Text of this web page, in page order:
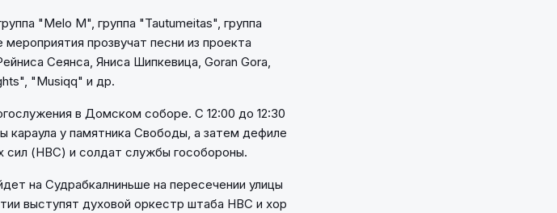
"Melo M", группа "Tautumeitas", группа
прозвучат песни из проекта
Сеянса, Яниса Шипкевица, Goran Gora,
"Musiqq" и др.
в Домском соборе. С 12:00 до 12:30
у памятника Свободы, а затем дефиле
сил (НВС) и солдат службы гособороны.
на Судрабкалниньше на пересечении улицы
выступят духовой оркестр штаба НВС и хор